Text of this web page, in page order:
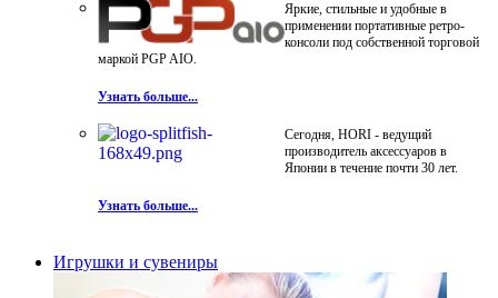
Яркие, стильные и удобные в
применении портативные ретро-
консоли под собственной торговой
маркой PGP AIO.
Узнать больше...
Сегодня, HORI - ведущий
производитель аксессуаров в
Японии в течение почти 30 лет.
Узнать больше...
Игрушки и сувениры